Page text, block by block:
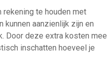
te houden met
aanzienlijk zijn en
Door deze extra kosten mee
inschatten hoeveel je